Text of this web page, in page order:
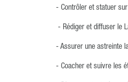
- Contrôler et statuer
- Rédiger et diffuser le
- Assurer une astreinte
- Coacher et suivre les